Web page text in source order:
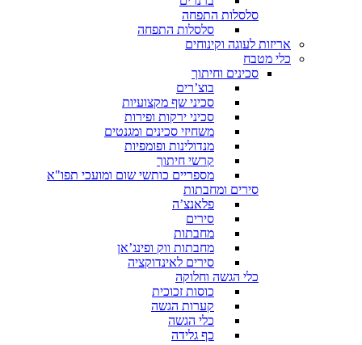
סלסלות התפחה
סלסלות התפחה
אריזות לעוגה וקינוחים
כלי מטבח
סכינים וחיתוך
בוצ’רים
סכיני שף מקצועיות
סכיני ירקות ופירות
משחיזי סכינים ומגנטים
מנדולינות ופומפיות
קרשי חיתוך
מספריים כותשי שום ומועכי תפו"א
סירים ומחבתות
פלאנצ’ה
סירים
מחבתות
מחבתות ווק ופינג’אן
סירים לאינדוקציה
כלי הגשה וחלוקה
כוסות זכוכית
קערות הגשה
כלי הגשה
כף גלידה